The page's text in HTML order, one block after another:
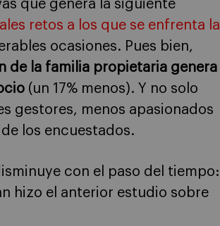
que genera la siguiente
retos a los que se enfrenta la
ocasiones. Pues bien,
de la familia propietaria genera
(un 17% menos). Y no solo
gestores, menos apasionados
los encuestados.
con el paso del tiempo:
hizo el anterior estudio sobre